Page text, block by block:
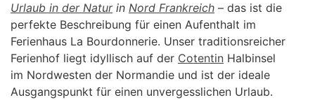
Urlaub in der Naturin Nord Frankreich – das ist die
perfekte Beschreibung für einen Aufenthalt im
Ferienhaus La Bourdonnerie. Unser traditionsreicher
Ferienhof liegt idyllisch auf der Cotentin Halbinsel
im Nordwesten der Normandie und ist der ideale
Ausgangspunkt für einen unvergesslichen Urlaub.